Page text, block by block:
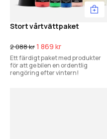
Stort vårtvättpaket
2 088 kr1 869 kr
Ett färdigt paket med produkter
för att ge bilen en ordentlig
rengöring efter vintern!